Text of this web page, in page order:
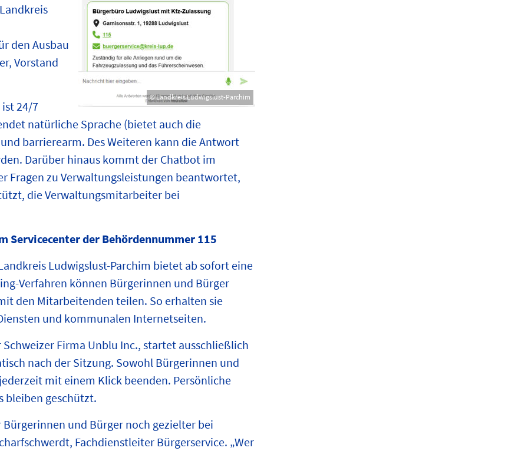
© Landkreis Ludwigslust-Parchim
den Ausbau
Vorstand
24/7
natürliche Sprache (bietet auch die
barrierearm. Des Weiteren kann die Antwort
Darüber hinaus kommt der Chatbot im
Fragen zu Verwaltungsleistungen beantwortet,
die Verwaltungsmitarbeiter bei
Servicecenter der Behördennummer 115
Ludwigslust-Parchim bietet ab sofort eine
-Verfahren können Bürgerinnen und Bürger
den Mitarbeitenden teilen. So erhalten sie
und kommunalen Internetseiten.
Firma Unblu Inc., startet ausschließlich
nach der Sitzung. Sowohl Bürgerinnen und
mit einem Klick beenden. Persönliche
bleiben geschützt.
und Bürger noch gezielter bei
Fachdienstleiter Bürgerservice. „Wer